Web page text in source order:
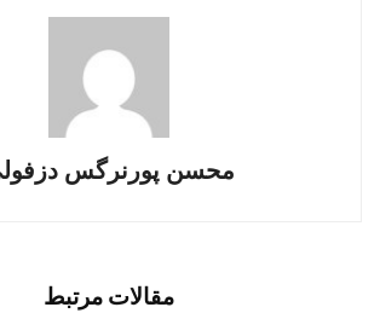
محسن پورنرگس دزفولی
مقالات مرتبط